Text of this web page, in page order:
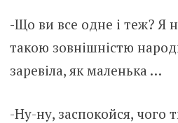
-Що ви все одне і теж? Я
такою зовнішністю
зapевіла, як маленька …
-Ну-ну, заспокойся, чого